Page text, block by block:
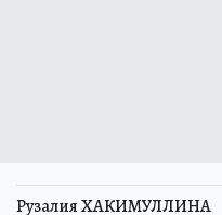
Рузалия ХАКИМУЛЛИНА